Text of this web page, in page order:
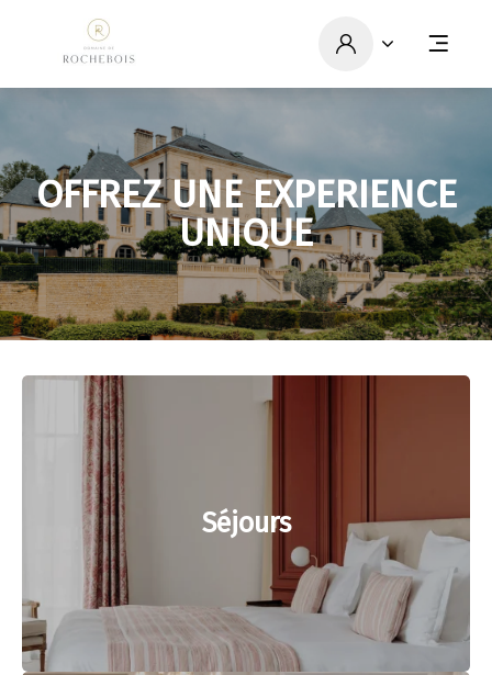
OFFREZ UNE EXPERIENCE
UNIQUE
Séjours